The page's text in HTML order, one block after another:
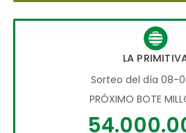
LA
Sorteo del día 08-
PRÓXIMO BOTE